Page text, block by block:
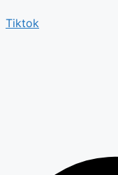
Tiktok